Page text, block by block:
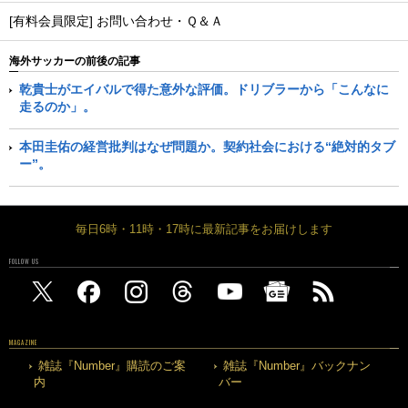
[有料会員限定] お問い合わせ・Ｑ＆Ａ
海外サッカーの前後の記事
乾貴士がエイバルで得た意外な評価。ドリブラーから「こんなに
走るのか」。
本田圭佑の経営批判はなぜ問題か。契約社会における“絶対的タブ
ー”。
毎日6時・11時・17時に最新記事をお届けします
FOLLOW US
MAGAZINE
雑誌『Number』購読のご案
内
雑誌『Number』バックナン
バー